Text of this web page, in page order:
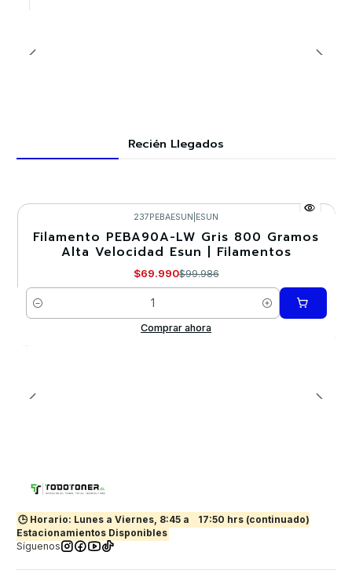
Recién Llegados
-30%
237PEBAESUN ESUN
Filamento PEBA90A-LW Gris 800 Gramos
Alta Velocidad Esun | Filamentos
$69.990$99.986
Cantidad
Comprar ahora
🕒 Horario: Lunes a Viernes, 8:45 a
17:50 hrs (continuado)
Estacionamientos Disponibles
Síguenos